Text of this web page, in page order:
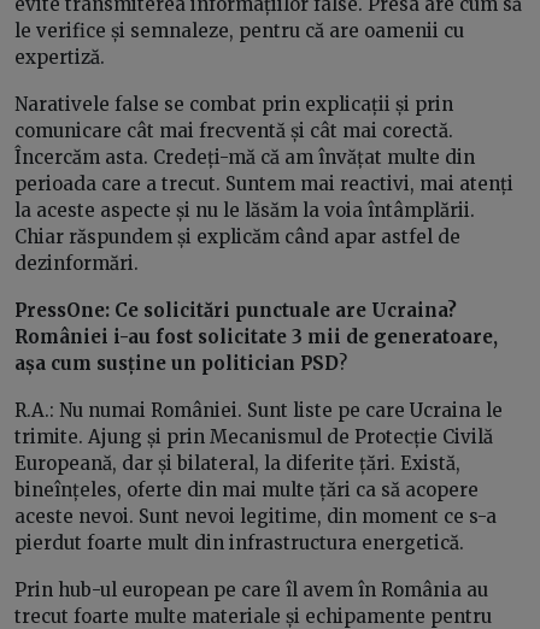
le verifice și semnaleze, pentru că are oamenii cu
expertiză.
Narativele false se combat prin explicații și prin
comunicare cât mai frecventă și cât mai corectă.
Încercăm asta. Credeți-mă că am învățat multe din
perioada care a trecut. Suntem mai reactivi, mai atenți
la aceste aspecte și nu le lăsăm la voia întâmplării.
Chiar răspundem și explicăm când apar astfel de
dezinformări.
PressOne: Ce solicitări punctuale are Ucraina?
României i-au fost solicitate 3 mii de generatoare,
așa cum susține un politician PSD?
R.A.: Nu numai României. Sunt liste pe care Ucraina le
trimite. Ajung și prin Mecanismul de Protecție Civilă
Europeană, dar și bilateral, la diferite țări. Există,
bineînțeles, oferte din mai multe țări ca să acopere
aceste nevoi. Sunt nevoi legitime, din moment ce s-a
pierdut foarte mult din infrastructura energetică.
Prin hub-ul european pe care îl avem în România au
trecut foarte multe materiale și echipamente pentru